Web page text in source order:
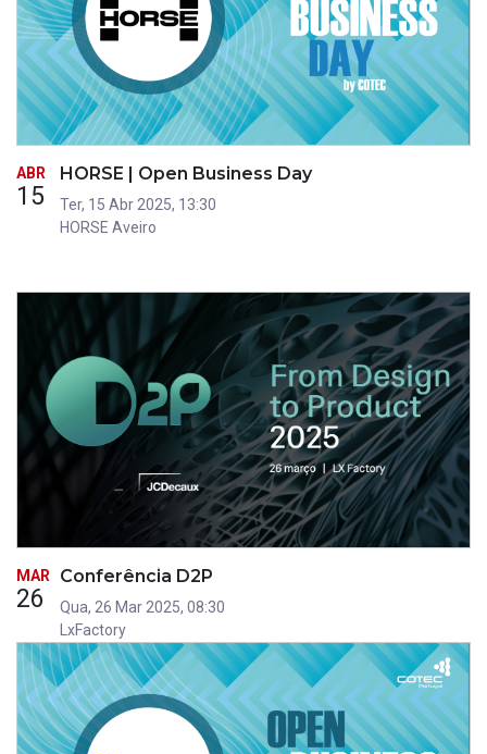
ABR
15
HORSE | Open Business Day
Ter, 15 Abr 2025, 13:30
HORSE Aveiro
MAR
26
Conferência D2P
Qua, 26 Mar 2025, 08:30
LxFactory